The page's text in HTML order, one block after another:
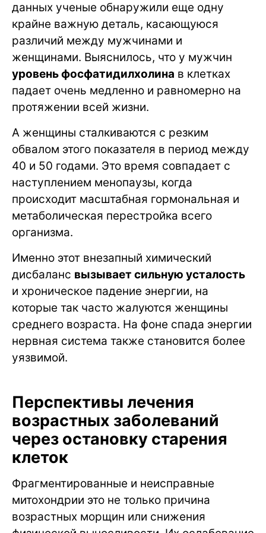
данных ученые обнаружили еще одну
крайне важную деталь, касающуюся
различий между мужчинами и
женщинами. Выяснилось, что у мужчин
уровень фосфатидилхолина в клетках
падает очень медленно и равномерно на
протяжении всей жизни.
А женщины сталкиваются с резким
обвалом этого показателя в период между
40 и 50 годами. Это время совпадает с
наступлением менопаузы, когда
происходит масштабная гормональная и
метаболическая перестройка всего
организма.
Именно этот внезапный химический
дисбаланс вызывает сильную усталость
и хроническое падение энергии, на
которые так часто жалуются женщины
среднего возраста. На фоне спада энергии
нервная система также становится более
уязвимой.
Перспективы лечения
возрастных заболеваний
через остановку старения
клеток
Фрагментированные и неисправные
митохондрии это не только причина
возрастных морщин или снижения